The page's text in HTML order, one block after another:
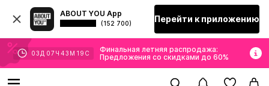
ABOUT YOU App
(152 700) Перейти к приложению
03 Д 07 Ч 43 М 17 С
Финальная летняя распродажа:
Предложения со скидками до 60%